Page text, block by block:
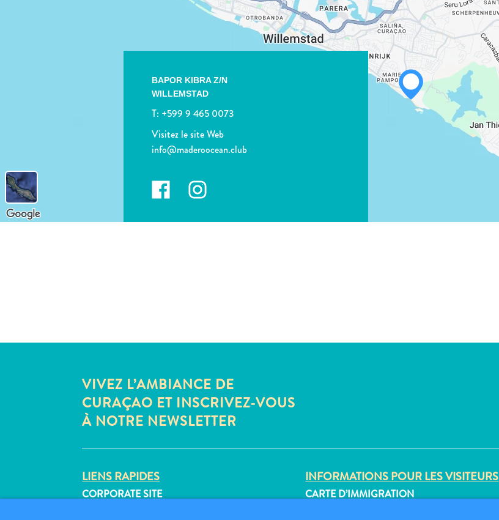
COPIER LE LIEN
BAPOR KIBRA Z/N
WILLEMSTAD
T: +599 9 465 0073
Visitez le site Web
info@maderoocean.club
VIVEZ L’AMBIANCE DE
CURAÇAO ET INSCRIVEZ-VOUS
À NOTRE NEWSLETTER
LIENS RAPIDES
CORPORATE SITE
INFORMATIONS POUR LES VISITEURS
CARTE D’IMMIGRATION